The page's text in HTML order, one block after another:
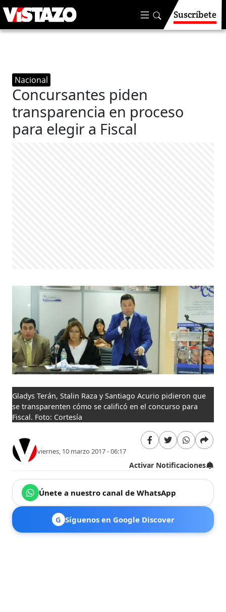
Suscríbete
Nacional
Concursantes piden
transparencia en proceso
para elegir a Fiscal
Gladys Terán, Stalin Raza y Santiago Acurio pidieron que
se transparenten cómo se calificó en el concurso para
Fiscal. Foto: Cortesía
viernes, 10 marzo 2017 - 06:17
Activar Notificaciones
Únete a nuestro canal de WhatsApp
G Síguenos en Google Discover